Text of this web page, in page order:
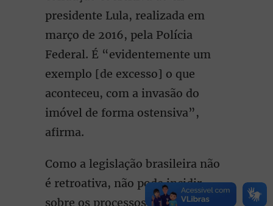
presidente Lula, realizada em
março de 2016, pela Polícia
Federal. É “evidentemente um
exemplo [de excesso] o que
aconteceu, com a invasão do
imóvel de forma ostensiva”,
afirma.
Como a legislação brasileira não
é retroativa, não pode incidir
sobre os processos já concluídos